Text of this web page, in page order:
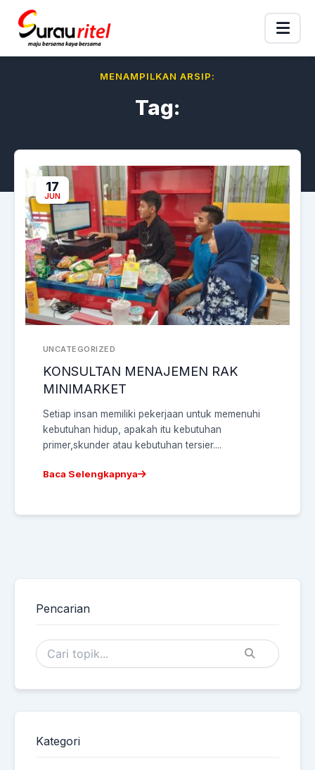
MENAMPILKAN ARSIP:
Tag:
17
JUN
UNCATEGORIZED
KONSULTAN MENAJEMEN RAK
MINIMARKET
Setiap insan memiliki pekerjaan untuk memenuhi
kebutuhan hidup, apakah itu kebutuhan
primer,skunder atau kebutuhan tersier....
Baca Selengkapnya
Pencarian
Kategori